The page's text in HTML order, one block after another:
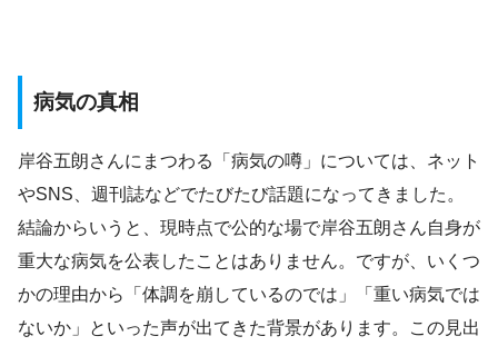
病気の真相
岸谷五朗さんにまつわる「病気の噂」については、ネット
やSNS、週刊誌などでたびたび話題になってきました。
結論からいうと、現時点で公的な場で岸谷五朗さん自身が
重大な病気を公表したことはありません。ですが、いくつ
かの理由から「体調を崩しているのでは」「重い病気では
ないか」といった声が出てきた背景があります。この見出